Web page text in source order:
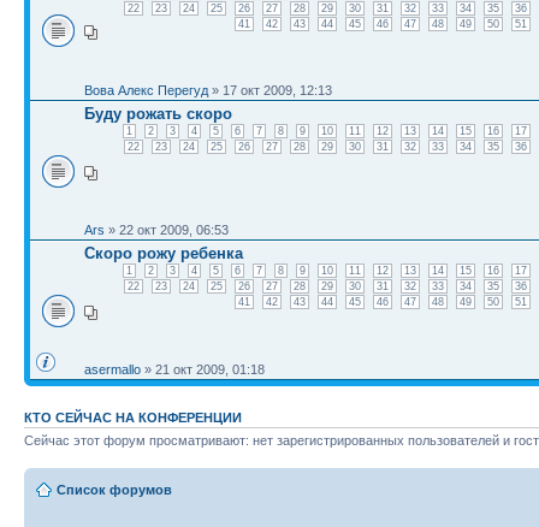
22
23 24 25 26 27 28 29 30 31 32 33 34 35
36
41
42 43 44 45 46 47 48 49 50 51
Вова Алекс Перегуд » 17 окт 2009, 12:13
Буду рожать скоро
1 2 3 4 5 6 7 8 9 10 11 12 13 14 15 16
17
22
23 24 25 26 27 28 29 30 31 32 33 34 35 36
Ars » 22 окт 2009, 06:53
Скоро рожу ребенка
1 2 3 4 5 6 7 8 9 10 11 12 13 14 15 16
17
22
23 24 25 26 27 28 29 30 31 32 33 34 35
36
41
42 43 44 45 46 47 48 49 50 51
asermallo » 21 окт 2009, 01:18
КТО СЕЙЧАС НА КОНФЕРЕНЦИИ
Сейчас этот форум просматривают: нет зарегистрированных пользователей и
Список форумов